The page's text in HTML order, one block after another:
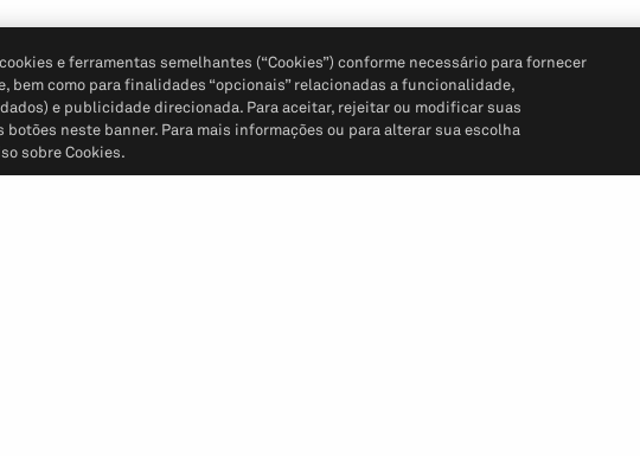
e ferramentas semelhantes (“Cookies”) conforme necessário para fornecer
bem como para finalidades “opcionais” relacionadas a funcionalidade,
e publicidade direcionada. Para aceitar, rejeitar ou modificar suas
neste banner. Para mais informações ou para alterar sua escolha
sobre Cookies.